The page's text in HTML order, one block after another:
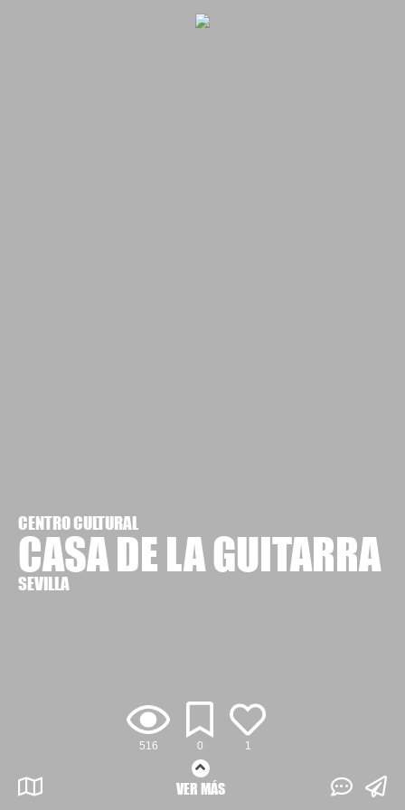
516 0 1
CENTRO CULTURAL
CASA DE LA GUITARRA
SEVILLA
VER MÁS